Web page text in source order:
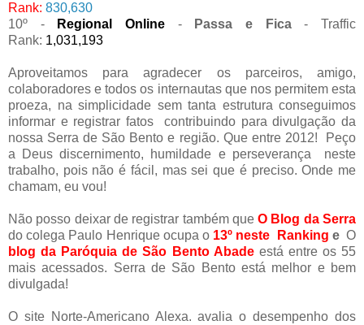
Rank: 830,630
10º -
Regional Online - Passa e Fica- Traffic
Rank: 1,031,193
Aproveitamos para agradecer os parceiros, amigo,
colaboradores e todos os internautas que nos permitem esta
proeza, na simplicidade sem tanta estrutura conseguimos
informar e registrar fatos contribuindo para divulgação da
nossa Serra de São Bento e região. Que entre 2012! Peço
a Deus discernimento, humildade e perseverança neste
trabalho, pois não é fácil, mas sei que é preciso. Onde me
chamam, eu vou!
Não posso deixar de registrar também queO Blog da Serra
do colega Paulo Henrique ocupa o 13º neste Ranking e O
blog da Paróquia de São Bento Abadeestá entre os 55
mais acessados. Serra de São Bento está melhor e bem
divulgada!
O site Norte-Americano Alexa. avalia o desempenho dos